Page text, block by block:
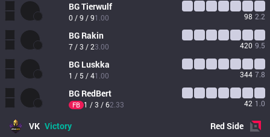
BGTierwulf
0 / 9 / 91.00 98 2.2
BG Rakin
7 / 3 / 23.00 420 9.5
BG Luskka
1 / 5 / 41.00 344 7.8
BG RedBert
FB 1 / 3 / 62.33 42 1.0
VK Victory RedSide